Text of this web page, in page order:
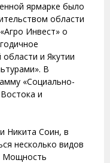
ярмарке было
области
Инвест» о
и Якутии
В
«Социально-
и
Никита Соин, в
несколько видов
Мощность